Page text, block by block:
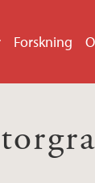
Forskning